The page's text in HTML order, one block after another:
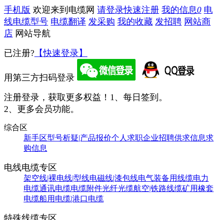
手机版 欢迎来到电缆网 请登录快速注册 我的信息0 电
线电缆型号 电缆翻译 发采购 我的收藏 发招聘 网站商
店 网站导航
已注册? 【快速登录】
用第三方扫码登录
注册登录，获取更多权益！ 1、每日签到。
2、更多会员功能。
综合区
新手区型号析疑|产品报价个人求职企业招聘供求信息求
购信息
电线电缆专区
架空线|裸电线|型线电磁线|漆包线电气装备用线缆电力
电缆通讯电缆电缆附件光纤光缆航空|铁路线缆矿用橡套
电缆船用电缆|港口电缆
特殊线缆专区